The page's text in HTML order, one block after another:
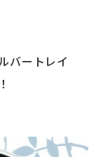
バートレイ